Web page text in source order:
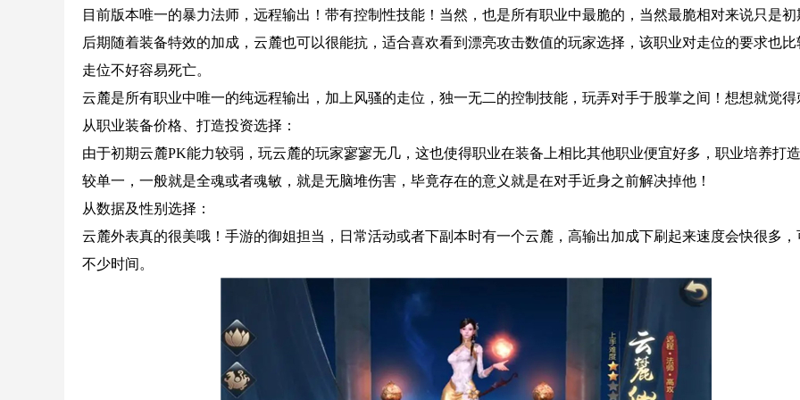
目前版本唯一的暴力法师，远程输出！带有控制性技能！当然，也是所有职业中最脆的，当然最脆相对来说只是初
后期随着装备特效的加成，云麓也可以很能抗，适合喜欢看到漂亮攻击数值的玩家选择，该职业对走位的要求也比
走位不好容易死亡。
云麓是所有职业中唯一的纯远程输出，加上风骚的走位，独一无二的控制技能，玩弄对手于股掌之间！想想就觉得
从职业装备价格、打造投资选择：
由于初期云麓PK能力较弱，玩云麓的玩家寥寥无几，这也使得职业在装备上相比其他职业便宜好多，职业培养打
较单一，一般就是全魂或者魂敏，就是无脑堆伤害，毕竟存在的意义就是在对手近身之前解决掉他！
从数据及性别选择：
云麓外表真的很美哦！手游的御姐担当，日常活动或者下副本时有一个云麓，高输出加成下刷起来速度会快很多，
不少时间。